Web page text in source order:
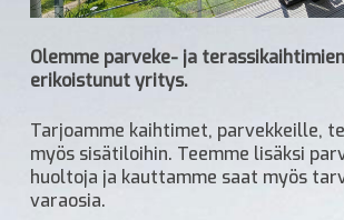
Olemme parveke- ja
erikoistunut yritys.
Tarjoamme kaihtimet, parvekkeille,
myös sisätiloihin. Teemme lisäksi
huoltoja ja kauttamme saat myös
varaosia.